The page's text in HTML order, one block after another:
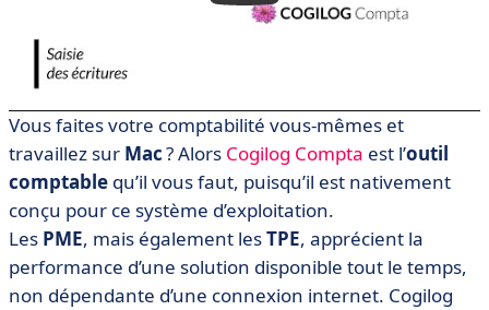
Vous faites votre comptabilité vous-mêmes et
travaillez sur Mac? Alors Cogilog Compta est l’outil
comptable qu’il vous faut, puisqu’il est nativement
conçu pour ce système d’exploitation.
Les PME, mais également lesTPE, apprécient la
performance d’une solution disponible tout le temps,
non dépendante d’une connexion internet. Cogilog